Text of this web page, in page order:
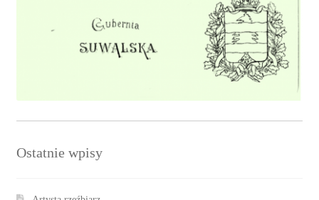
Ostatnie wpisy